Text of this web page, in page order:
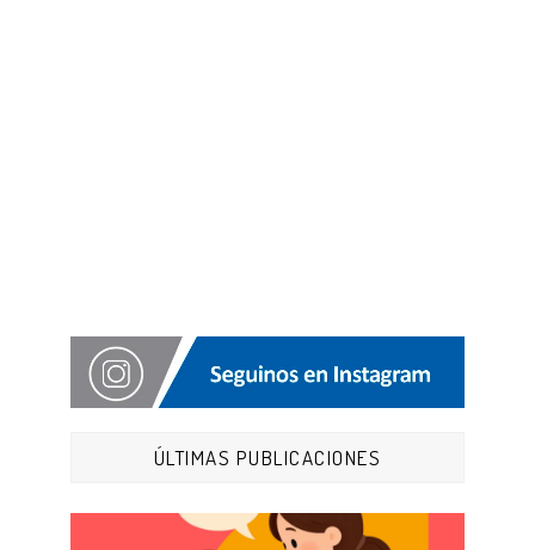
ÚLTIMAS PUBLICACIONES